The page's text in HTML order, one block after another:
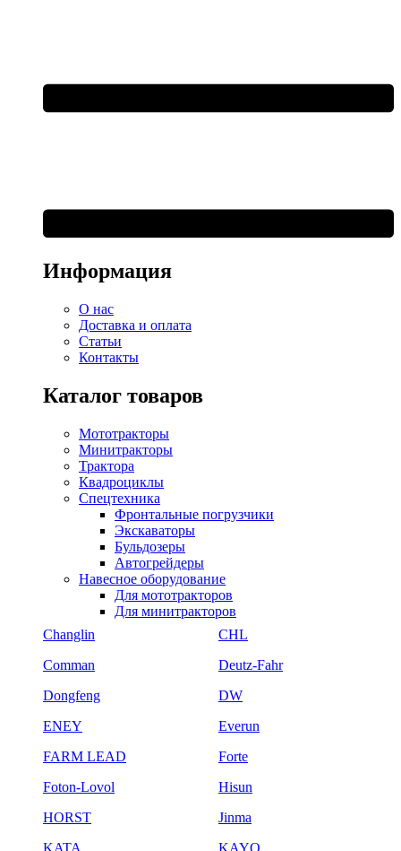
Информация
О нас
Доставка и оплата
Статьи
Контакты
Каталог товаров
Мототракторы
Минитракторы
Трактора
Квадроциклы
Спецтехника
Фронтальные погрузчики
Экскаваторы
Бульдозеры
Автогрейдеры
Навесное оборудование
Для мототракторов
Для минитракторов
Changlin
CHL
Comman
Deutz-Fahr
Dongfeng
DW
ENEY
Everun
FARM LEAD
Forte
Foton-Lovol
Hisun
HORST
Jinma
KATA
KAYO